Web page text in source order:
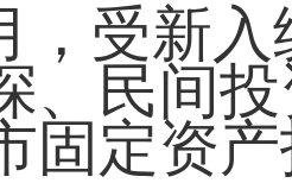
，受新
、民间
固定资